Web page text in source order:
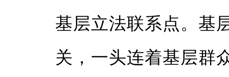
基层立法联系点。基
关，一头连着基层群